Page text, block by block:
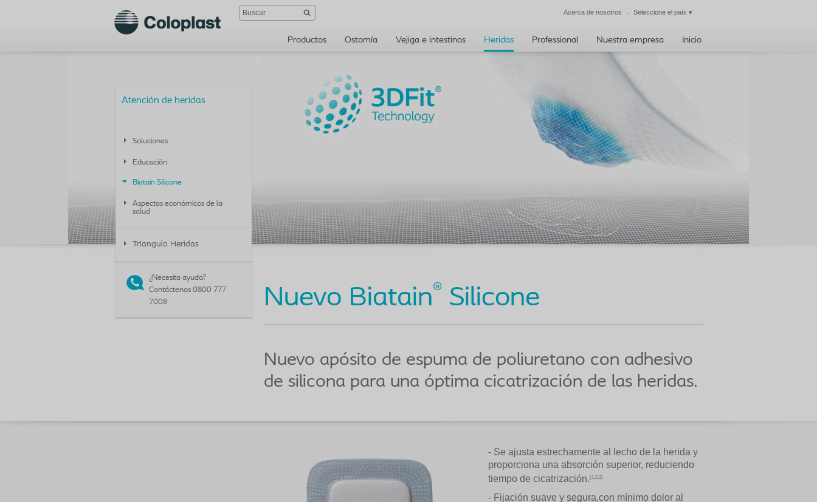
Cerrar
Acerca de nosotros Seleccione el país ▾
Productos Ostomía Vejiga e intestinos Heridas Professional Nuestra empresa Inicio
Atención de heridas
Soluciones
Educación
Biatain Silicone
Aspectos económicos de la
salud
Triangulo Heridas
¿Necesita ayuda?
Contáctenos 0800 777
7008
Nuevo Biatain® Silicone
Nuevo apósito de espuma de poliuretano con adhesivo
de silicona para una óptima cicatrización de las heridas.
- Se ajusta estrechamente al lecho de la herida y
proporciona una absorción superior, reduciendo
tiempo de cicatrización.(1,2,3)
- Fijación suave y segura,con mínimo dolor al